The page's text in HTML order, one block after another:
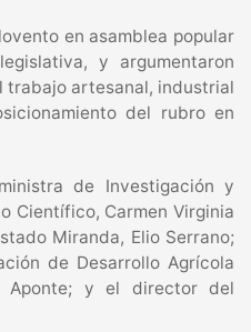
en asamblea popular
y argumentaron
trabajo artesanal, industrial
del rubro en
de Investigación y
Científico, Carmen Virginia
Miranda, Elio Serrano;
de Desarrollo Agrícola
Aponte; y el director del